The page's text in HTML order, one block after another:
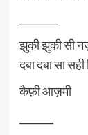
झुकी झुकी सी
दबा दबा सा सही
कैफ़ी आज़मी